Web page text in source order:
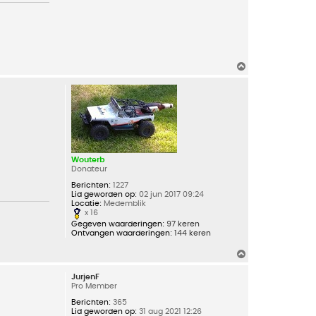
Wouterb
Donateur
Berichten: 1227
Lid geworden op: 02 jun 2017 09:24
Locatie: Medemblik
x 16
Gegeven waarderingen: 97 keren
Ontvangen waarderingen: 144 keren
JurjenF
Pro Member
Berichten: 365
Lid geworden op: 31 aug 2021 12:26